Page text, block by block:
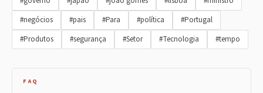
#negócios
#pais #Para #política
#Portugal
#Produtos
#segurança #Setor #Tecnologia #tempo
FAQ